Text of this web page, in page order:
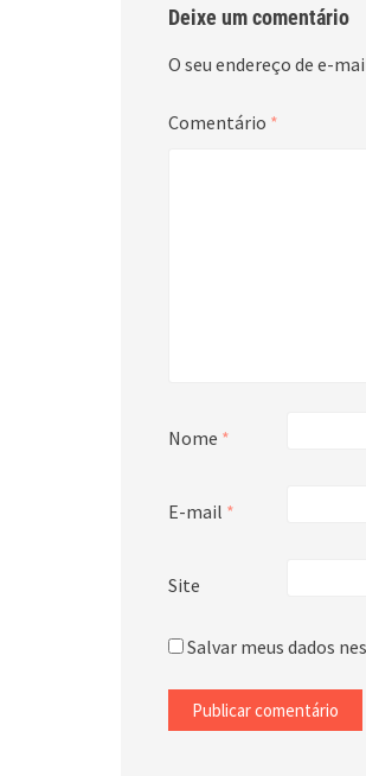
Deixe um comentário
O seu endereço de e-
Comentário *
Nome *
E-mail *
Site
Salvar meus dados